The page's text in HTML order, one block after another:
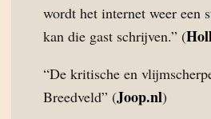
wordt het internet weer een
kan die gast schrijven.” (
“De kritische en
Breedveld” (Joop.nl)